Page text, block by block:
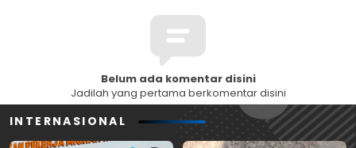
Belum ada komentar disini
Jadilah yang pertama berkomentar disini
INTERNASIONAL